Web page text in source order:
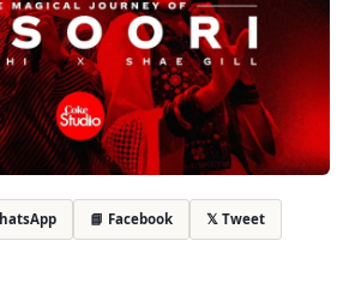
📘 Facebook 𝕏 Tweet